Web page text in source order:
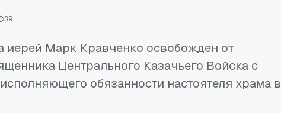
39
иерей Марк Кравченко освобожден от
Центрального Казачьего Войска с
обязанности настоятеля храма в